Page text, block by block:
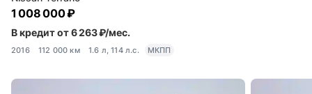
1 008 000 ₽
В кредит от 6 263 ₽/мес.
2016 112 000 км 1.6 л, 114 л.с. МКПП